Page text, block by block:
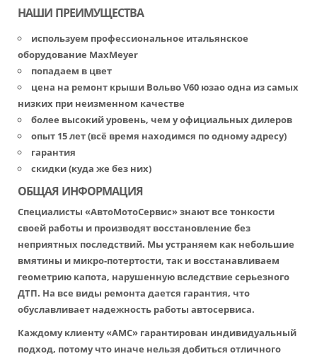
НАШИ ПРЕИМУЩЕСТВА
используем профессиональное итальянское
оборудование MaxMeyer
попадаем в цвет
цена на ремонт крыши Вольво V60 юзао одна из самых
низких при неизменном качестве
более высокий уровень, чем у официальных дилеров
опыт 15 лет (всё время находимся по одному адресу)
гарантия
скидки (куда же без них)
ОБЩАЯ ИНФОРМАЦИЯ
Специалисты «АвтоМотоСервис» знают все тонкости
своей работы и производят восстановление без
неприятных последствий. Мы устраняем как небольшие
вмятины и микро-потертости, так и восстанавливаем
геометрию капота, нарушенную вследствие серьезного
ДТП. На все виды ремонта дается гарантия, что
обуславливает надежность работы автосервиса.
Каждому клиенту «АМС» гарантирован индивидуальный
подход, потому что иначе нельзя добиться отличного